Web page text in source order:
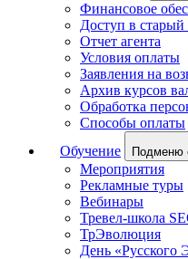
Финансовое
Доступ в
Отчет агента
Условия оплаты
Заявления на
Архив курсов
Обработка
Способы оплаты
Обучение
Подменю
Мероприятия
Рекламные туры
Вебинары
Тревел-школа
ТрЭволюция
День «Русского